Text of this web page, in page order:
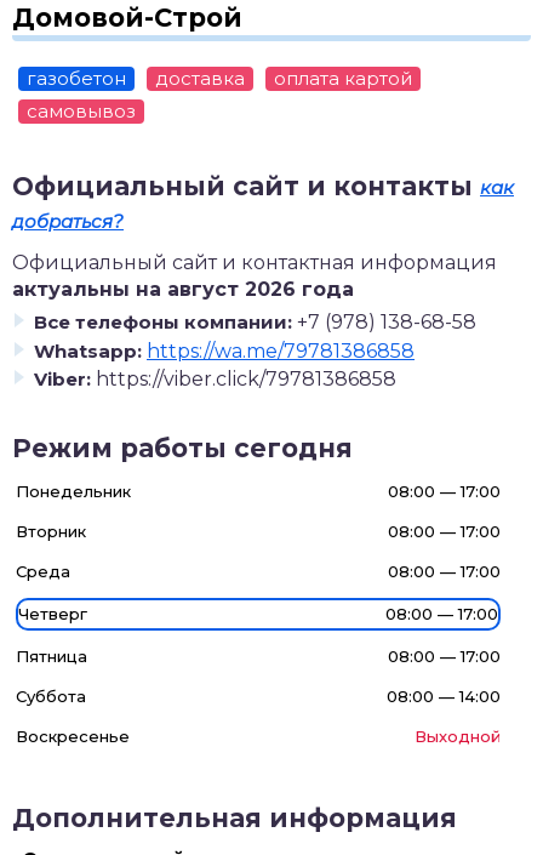
Домовой-Строй
газобетон доставка
оплата картой
самовывоз
Официальный сайт и контакты как
добраться?
Официальный сайт и контактная информация
актуальны на август 2026 года
Все телефоны компании: +7 (978) 138-68-58
Whatsapp: https://wa.me/79781386858
Viber: https://viber.click/79781386858
Режим работы сегодня
Понедельник 08:00 — 17:00
Вторник 08:00 — 17:00
Среда 08:00 — 17:00
Четверг 08:00 — 17:00
Пятница 08:00 — 17:00
Суббота 08:00 — 14:00
Воскресенье Выходной
Дополнительная информация